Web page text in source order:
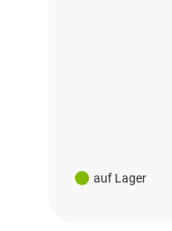
auf Lager